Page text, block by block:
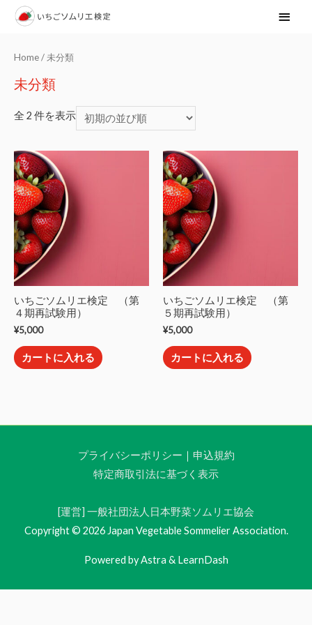
メ
Home/ 未分類
未分類
全 2 件を表示
いちごソムリエ検定 （第
４期再試験用）
¥5,000
カートに入れる
いちごソムリエ検定 （第
５期再試験用）
¥5,000
カートに入れる
プライバシーポリシー ｜ 申込規約
特定商取引法に基づく表示
[運営] 一般社団法人日本野菜ソムリエ協会
Copyright © 2026 Japan Vegetable Sommelier Association.
Powered by Astra & LearnDash